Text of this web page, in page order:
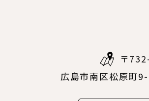
〒
広島市南区松原町